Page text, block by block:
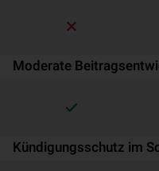
Moderate
Kündigungsschutz im